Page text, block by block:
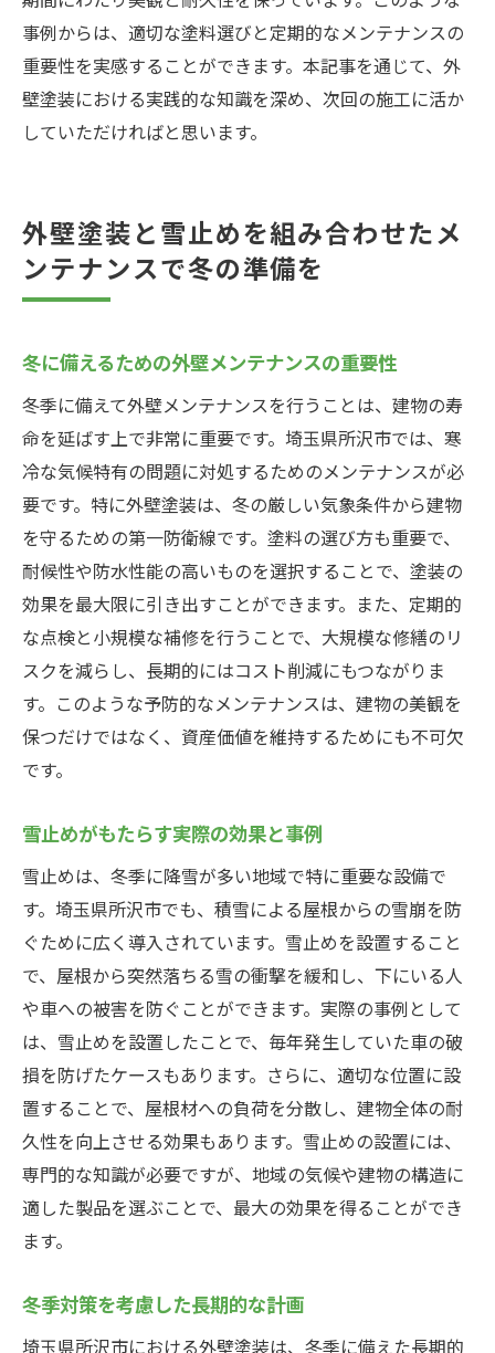
事例からは、適切な塗料選びと定期的なメンテナンスの
重要性を実感することができます。本記事を通じて、外
壁塗装における実践的な知識を深め、次回の施工に活か
していただければと思います。
外壁塗装と雪止めを組み合わせたメ
ンテナンスで冬の準備を
冬に備えるための外壁メンテナンスの重要性
冬季に備えて外壁メンテナンスを行うことは、建物の寿
命を延ばす上で非常に重要です。埼玉県所沢市では、寒
冷な気候特有の問題に対処するためのメンテナンスが必
要です。特に外壁塗装は、冬の厳しい気象条件から建物
を守るための第一防衛線です。塗料の選び方も重要で、
耐候性や防水性能の高いものを選択することで、塗装の
効果を最大限に引き出すことができます。また、定期的
な点検と小規模な補修を行うことで、大規模な修繕のリ
スクを減らし、長期的にはコスト削減にもつながりま
す。このような予防的なメンテナンスは、建物の美観を
保つだけではなく、資産価値を維持するためにも不可欠
です。
雪止めがもたらす実際の効果と事例
雪止めは、冬季に降雪が多い地域で特に重要な設備で
す。埼玉県所沢市でも、積雪による屋根からの雪崩を防
ぐために広く導入されています。雪止めを設置すること
で、屋根から突然落ちる雪の衝撃を緩和し、下にいる人
や車への被害を防ぐことができます。実際の事例として
は、雪止めを設置したことで、毎年発生していた車の破
損を防げたケースもあります。さらに、適切な位置に設
置することで、屋根材への負荷を分散し、建物全体の耐
久性を向上させる効果もあります。雪止めの設置には、
専門的な知識が必要ですが、地域の気候や建物の構造に
適した製品を選ぶことで、最大の効果を得ることができ
ます。
冬季対策を考慮した長期的な計画
埼玉県所沢市における外壁塗装は、冬季に備えた長期的